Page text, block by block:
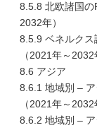
8.5.8 北欧諸国の
2032年）
8.5.9 ベネルク
（2021年～2032
8.6 アジア
8.6.1 地域別 –
（2021年～2032
8.6.2 地域別 –